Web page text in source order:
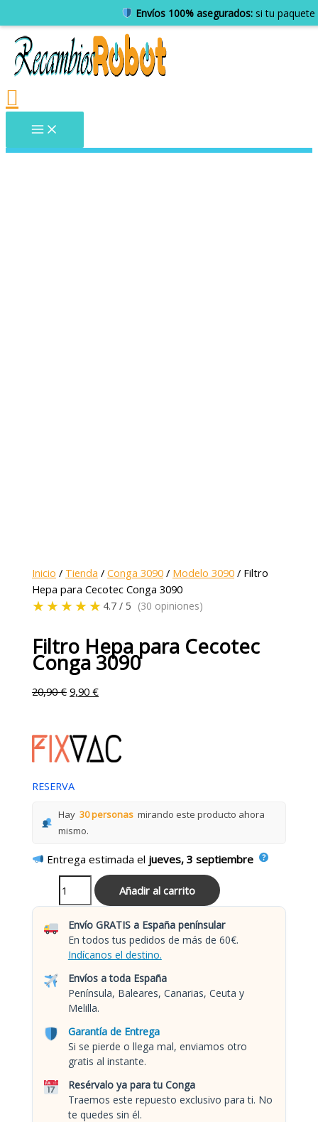
Envíos 100% asegurados:si tu paquete
Inicio / Tienda /Conga 3090 / Modelo 3090 / Filtro
Hepa para Cecotec Conga 3090
★★★★★ 4.7 / 5 (30 opiniones)
Filtro Hepa para Cecotec
Conga 3090
20,90€ 9,90€
RESERVA
Hay 30 personas mirando este producto ahora
mismo.
Entrega estimada el jueves, 3 septiembre
Añadir al carrito
Envío GRATIS a España penínsular
En todos tus pedidos de más de 60€.
Indícanos el destino.
Envíos a toda España
Península, Baleares, Canarias, Ceuta y
Melilla.
Garantía de Entrega
Si se pierde o llega mal, enviamos otro
gratis al instante.
Resérvalo ya para tu Conga
Traemos este repuesto exclusivo para ti. No
te quedes sin él.